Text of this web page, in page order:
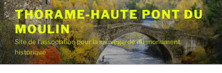
Aller
au
contenu
principal
THORAME-HAUTE PONT DU
MOULIN
Site de l'association pour la sauvegarde du monument
historique